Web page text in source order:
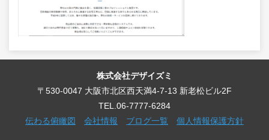
株式会社デザイズミ
〒530-0047 大阪市北区西天満4-7-13 新老松ビル2F
TEL.06-7777-6284
伝わる俯瞰図
会社情報 ブログ一覧 個人情報保護方針